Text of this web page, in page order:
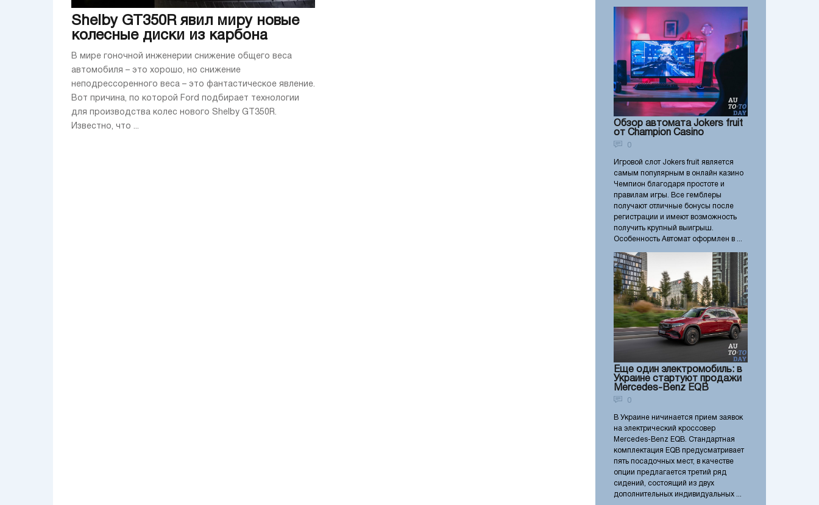
Shelby GT350R явил миру новые
колесные диски из карбона
В мире гоночной инженерии снижение общего веса
автомобиля – это хорошо, но снижение
неподрессоренного веса – это фантастическое явление.
Вот причина, по которой Ford подбирает технологии
для производства колес нового Shelby GT350R.
Известно, что ...
Обзор автомата Jokers fruit
от Champion Casino
0
Игровой слот Jokers fruit является
самым популярным в онлайн казино
Чемпион благодаря простоте и
правилам игры. Все гемблеры
получают отличные бонусы после
регистрации и имеют возможность
получить крупный выигрыш.
Особенность Автомат оформлен в ...
Еще один электромобиль: в
Украине стартуют продажи
Mercedes-Benz EQB
0
В Украине ничинается прием заявок
на электрический кроссовер
Mercedes-Benz EQB. Стандартная
комплектация EQB предусматривает
пять посадочных мест, в качестве
опции предлагается третий ряд
сидений, состоящий из двух
дополнительных индивидуальных ...